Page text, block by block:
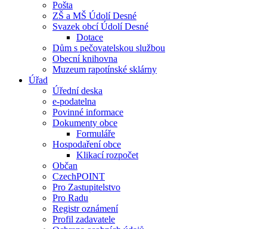
Pošta
ZŠ a MŠ Údolí Desné
Svazek obcí Údolí Desné
Dotace
Dům s pečovatelskou službou
Obecní knihovna
Muzeum rapotínské sklárny
Úřad
Úřední deska
e-podatelna
Povinné informace
Dokumenty obce
Formuláře
Hospodaření obce
Klikací rozpočet
Občan
CzechPOINT
Pro Zastupitelstvo
Pro Radu
Registr oznámení
Profil zadavatele